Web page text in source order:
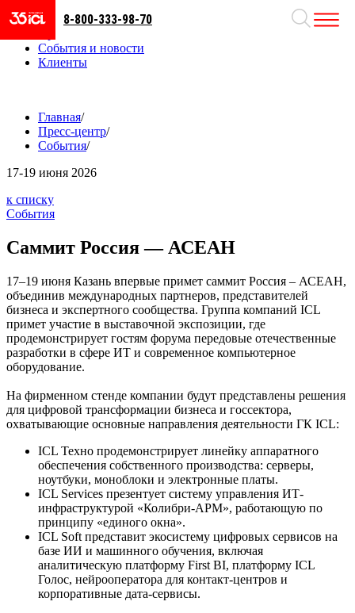
Направления
События и новости
Клиенты
8-800-333-98-70
Главная/
Пресс-центр/
События/
17-19 июня 2026
к списку
События
Саммит Россия — АСЕАН
17–19 июня Казань впервые примет саммит Россия – АСЕАН,
объединив международных партнеров, представителей
бизнеса и экспертного сообщества. Группа компаний ICL
примет участие в выставочной экспозиции, где
продемонстрирует гостям форума передовые отечественные
разработки в сфере ИТ и современное компьютерное
оборудование.
На фирменном стенде компании будут представлены решения
для цифровой трансформации бизнеса и госсектора,
охватывающие основные направления деятельности ГК ICL:
ICL Техно продемонстрирует линейку аппаратного
обеспечения собственного производства: серверы,
ноутбуки, моноблоки и электронные платы.
ICL Services презентует систему управления ИТ-
инфраструктурой «Колибри-АРМ», работающую по
принципу «единого окна».
ICL Soft представит экосистему цифровых сервисов на
базе ИИ и машинного обучения, включая
аналитическую платформу First BI, платформу ICL
Голос, нейрооператора для контакт-центров и
корпоративные дата-сервисы.